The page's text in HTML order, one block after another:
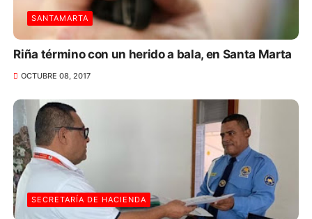
SANTAMARTA
Riña término con un herido a bala, en Santa Marta
OCTUBRE 08, 2017
SECRETARÍA DE HACIENDA